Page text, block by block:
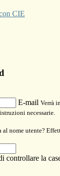
CIE
E-mail Verrà
necessarie.
al nome utente?
controllare la